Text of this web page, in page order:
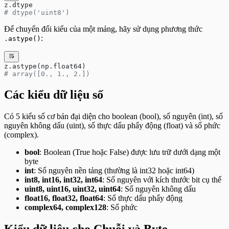
Bài tập Enumerate & Zip - Cơ bản
Bài tập Modules - Cơ bản
z.dtype
# dtype('uint8')
Để chuyển đổi kiểu của một mảng, hãy sử dụng phương thức
.astype() :
z.astype(np.float64)
# array([0., 1., 2.])
Các kiểu dữ liệu số
Có 5 kiểu số cơ bản đại diện cho boolean (bool), số nguyên (int), số
nguyên không dấu (uint), số thực dấu phẩy động (float) và số phức
(complex).
bool: Boolean (True hoặc False) được lưu trữ dưới dạng một
byte
int: Số nguyên nền tảng (thường là int32 hoặc int64)
int8, int16, int32, int64: Số nguyên với kích thước bit cụ thể
uint8, uint16, uint32, uint64: Số nguyên không dấu
float16, float32, float64: Số thực dấu phẩy động
complex64, complex128: Số phức